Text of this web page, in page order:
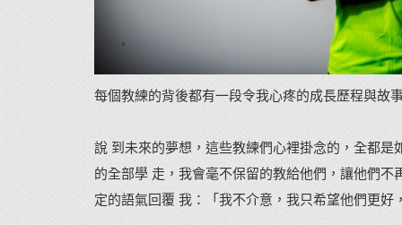
每個教練的背後都有一段令我心疼的成長歷程與故
說 到未來的夢想，這些教練們心裡掛念的，全都
的全部學 走，我會毫不保留的教給他們，讓他們
定的語氣回覆 我：「我不介意，我只希望他們更